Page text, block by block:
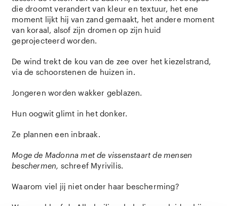
die droomt verandert van kleur en textuur, het ene
moment lijkt hij van zand gemaakt, het andere moment
van koraal, alsof zijn dromen op zijn huid
geprojecteerd worden.
De wind trekt de kou van de zee over het kiezelstrand,
via de schoorstenen de huizen in.
Jongeren worden wakker geblazen.
Hun oogwit glimt in het donker.
Ze plannen een inbraak.
Moge de Madonna met de vissenstaart de mensen
beschermen, schreef Myrivilis.
Waarom viel jij niet onder haar bescherming?